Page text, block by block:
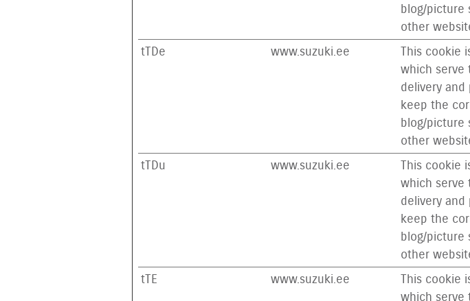
blog/picture
other
tTDe www.suzuki.ee
This cookie
which serve
delivery
keep the
blog/picture
other
tTDu www.suzuki.ee
This cookie
which serve
delivery
keep the
blog/picture
other
tTE www.suzuki.ee
This cookie
which serve